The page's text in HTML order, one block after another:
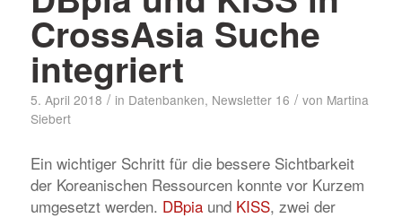
CrossAsia Suche
integriert
5. April 2018 / in Datenbanken, Newsletter 16 / von Martina
Siebert
Ein wichtiger Schritt für die bessere Sichtbarkeit
der Koreanischen Ressourcen konnte vor Kurzem
umgesetzt werden. DBpiaund KISS, zwei der